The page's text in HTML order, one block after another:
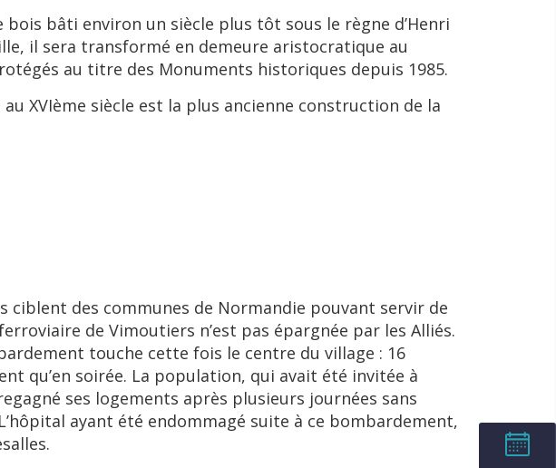
bâti environ un siècle plus tôt sous le règne d’Henri
il sera transformé en demeure aristocratique au
au titre des Monuments historiques depuis 1985.
XVIème siècle est la plus ancienne construction de la
ciblent des communes de Normandie pouvant servir de
de Vimoutiers n’est pas épargnée par les Alliés.
touche cette fois le centre du village : 16
qu’en soirée. La population, qui avait été invitée à
ses logements après plusieurs journées sans
ayant été endommagé suite à ce bombardement,